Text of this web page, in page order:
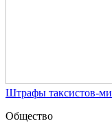
Штрафы таксистов-
Общество